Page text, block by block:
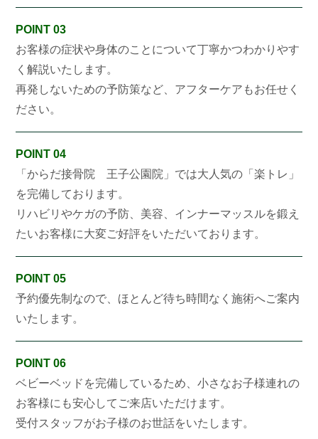
POINT 03
お客様の症状や身体のことについて丁寧かつわかりやす
く解説いたします。
再発しないための予防策など、アフターケアもお任せく
ださい。
POINT 04
「からだ接骨院 王子公園院」では大人気の「楽トレ」
を完備しております。
リハビリやケガの予防、美容、インナーマッスルを鍛え
たいお客様に大変ご好評をいただいております。
POINT 05
予約優先制なので、ほとんど待ち時間なく施術へご案内
いたします。
POINT 06
ベビーベッドを完備しているため、小さなお子様連れの
お客様にも安心してご来店いただけます。
受付スタッフがお子様のお世話をいたします。